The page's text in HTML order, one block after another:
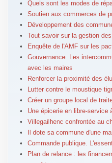
Quels sont les modes de
Soutien aux commerces de
Développement des
Tout savoir sur la gestion
Enquête de l'AMF sur les
Gouvernance. Les
avec les maires
Renforcer la proximité des
Lutter contre le moustique
Créer un groupe local de
Une épicerie en libre-service
Villegailhenc confrontée au
Il dote sa commune d'une
Commande publique.
Plan de relance : les